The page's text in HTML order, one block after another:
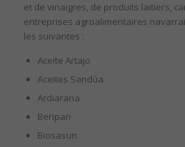
et de vinaigres, de produits laitiers,
entreprises agroalimentaires
les suivantes :
Aceite Artajo
Aceites Sandúa
Ardiarana
Beripan
Biosasun